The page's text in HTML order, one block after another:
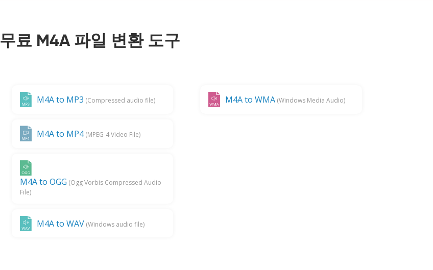
무료 M4A 파일 변환 도구
M4A to MP3 (Compressed audio file)
M4A to MP4(MPEG-4 Video File)
M4A to OGG (Ogg Vorbis Compressed Audio
File)
M4A to WAV (Windows audio file)
M4A to WMA(Windows Media Audio)